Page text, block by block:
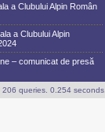
a Clubului Alpin Român
a Clubului Alpin
– comunicat de presă
206 queries. 0.254 seconds.